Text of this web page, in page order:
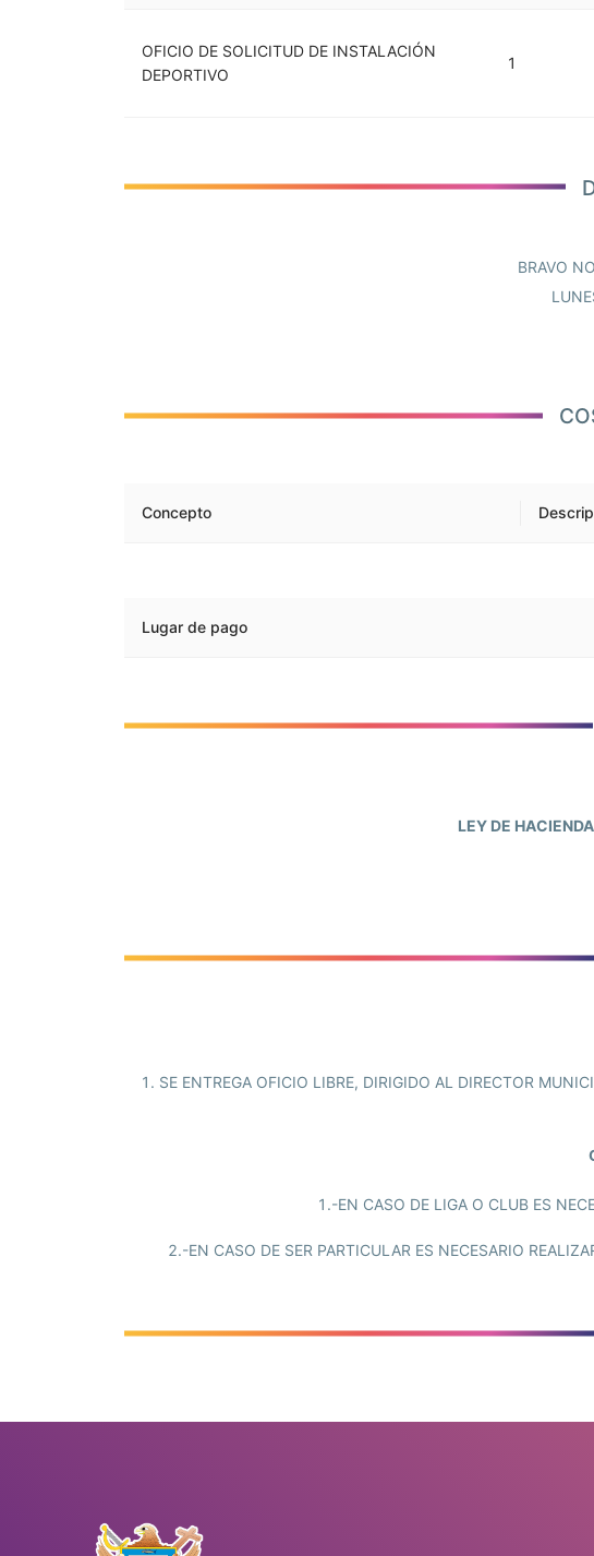
OFICIO DE SOLICITUD DE INSTALACIÓN
DEPORTIVO
1
BRAVO
Concepto
Lugar de pago
LEY DE
1. SE ENTREGA OFICIO LIBRE, DIRIGIDO AL DIRECTOR
1.-EN CASO DE LIGA O CLUB ES
2.-EN CASO DE SER PARTICULAR ES NECESARIO